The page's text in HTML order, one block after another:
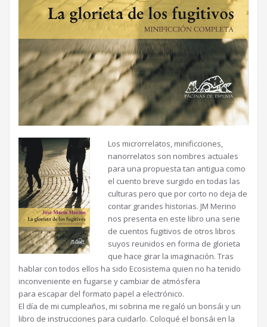
Los microrrelatos, minificciones,
nanorrelatos son nombres actuales
para una propuesta tan antigua como
el cuento breve surgido en todas las
culturas pero que por corto no deja de
contar grandes historias. JM Merino
nos presenta en este libro una serie
de cuentos fugitivos de otros libros
suyos reunidos en forma de glorieta
que hace girar la imaginación. Tras
hablar con todos ellos ha sido Ecosistema quien no ha tenido
inconveniente en fugarse y cambiar de atmósfera
para escapar del formato papel a electrónico.
El día de mi cumpleaños, mi sobrina me regaló un bonsái y un
libro de instrucciones para cuidarlo. Coloqué el bonsái en la